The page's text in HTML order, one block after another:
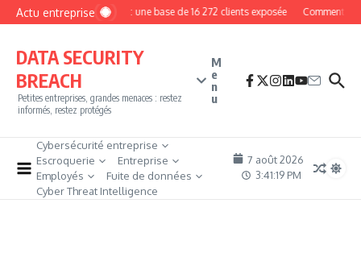
Aller au contenu
Actu entrepriseMyPhoto : une base de 16 272 clients exposée Comment
DATA SECURITY
BREACH
Petites entreprises, grandes menaces : restez
informés, restez protégés
M
e
n
u
Cybersécurité entreprise
Escroquerie
Entreprise
Employés
Fuite de données
Cyber Threat Intelligence
7 août 2026
3:41:21 PM